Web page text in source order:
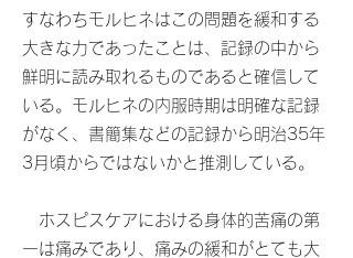
すなわちモルヒネはこの問題を緩和する
大きな力であったことは、記録の中から
鮮明に読み取れるものであると確信して
いる。モルヒネの内服時期は明確な記録
がなく、書簡集などの記録から明治35年
3月頃からではないかと推測している。
ホスピスケアにおける身体的苦痛の第
一は痛みであり、痛みの緩和がとても大